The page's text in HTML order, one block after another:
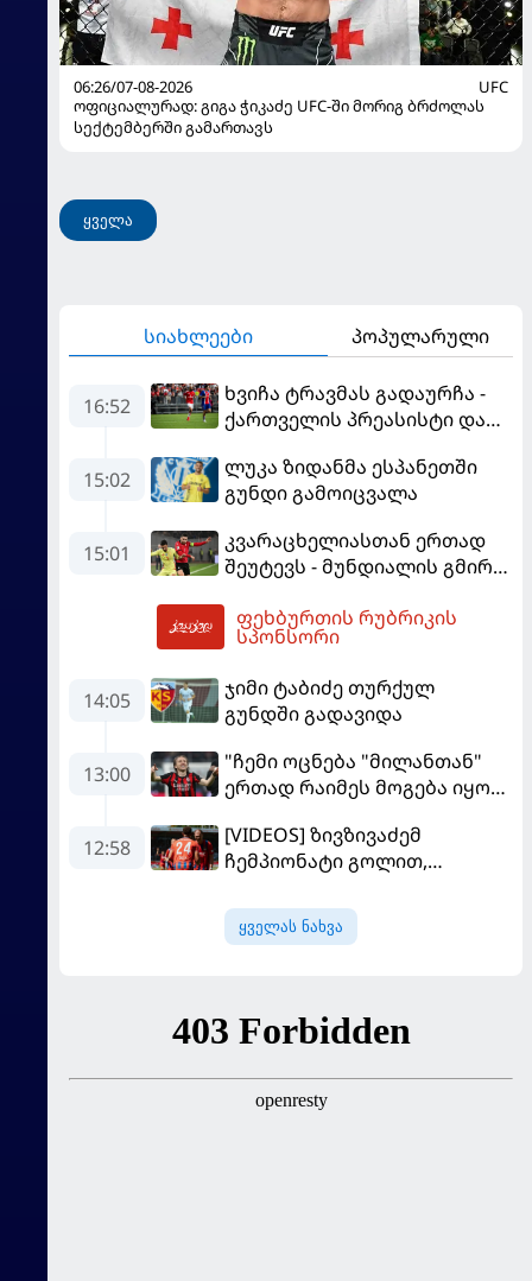
06:26/07-08-2026
UFC
ოფიციალურად: გიგა ჭიკაძე UFC-ში მორიგ ბრძოლას
სექტემბერში გამართავს
ყველა
სიახლეები პოპულარული
16:52
ხვიჩა ტრავმას გადაურჩა -
ქართველის პრეასისტი და
იუნაიტედთან"
15:02
ლუკა ზიდანმა ესპანეთში
გუნდი გამოიცვალა
15:01
კვარაცხელიასთან ერთად
შეუტევს - მუნდიალის გმირი
გახდება
ფეხბურთის რუბრიკის
სპონსორი
14:05
ჯიმი ტაბიძე თურქულ
გუნდში გადავიდა
13:00
"ჩემი ოცნება "მილანთან"
ერთად რაიმეს მოგება იყო" -
თავის მისიაზე ისაუბრა
12:58
[VIDEOS] ზივზივაძემ
ჩემპიონატი გოლით,
გამარჯვებით დაიწყო
ყველას ნახვა